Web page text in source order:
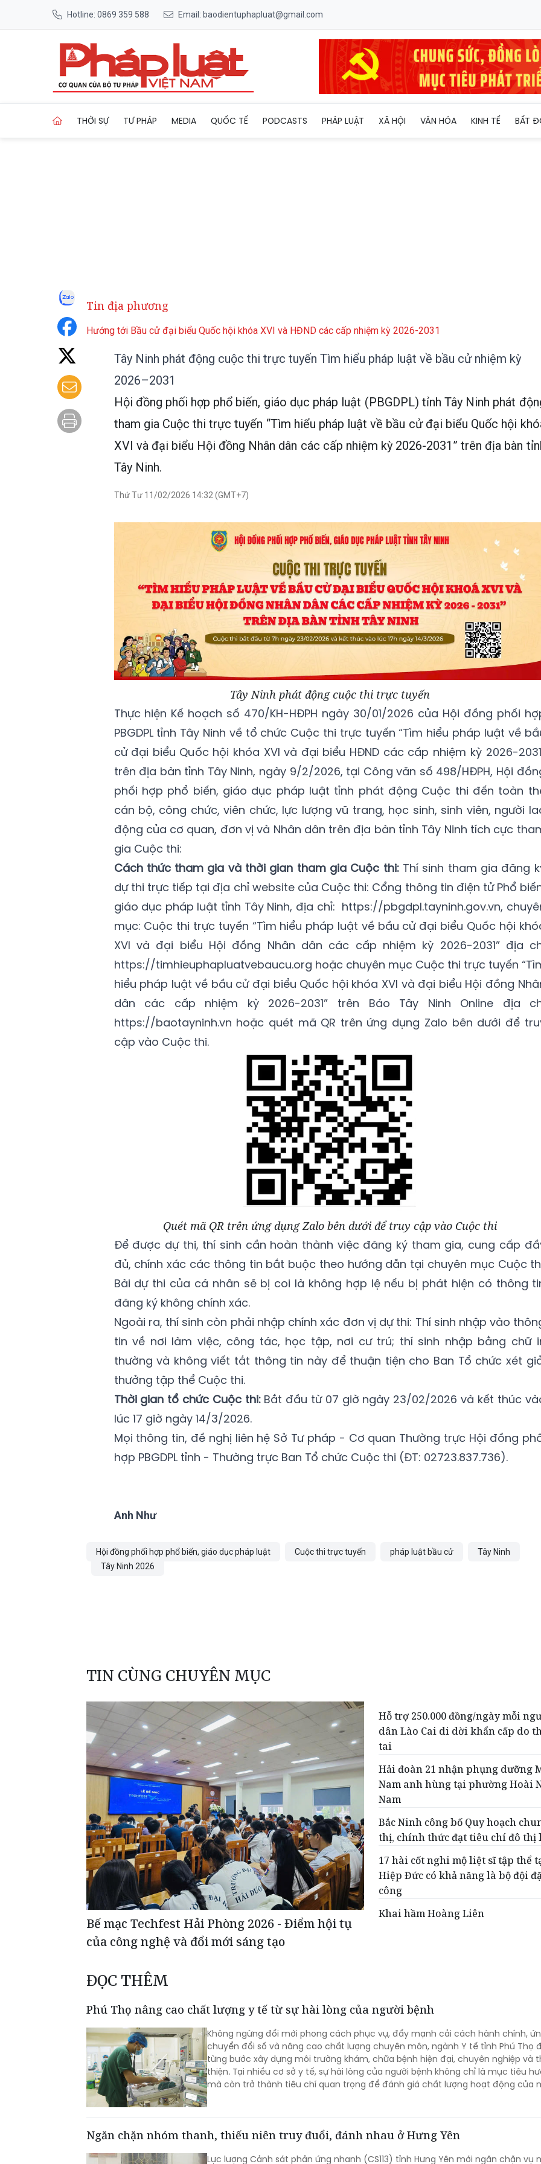
Hotline: 0869 359 588 Email: baodientuphapluat@gmail.com
THỜI SỰ TƯ PHÁP MEDIA QUỐC TẾ PODCASTS PHÁP LUẬT XÃ HỘI VĂN HÓA KINH TẾ BẤT
Tin địa phương
Hướng tới Bầu cử đại biểu Quốc hội khóa XVI và HĐND các cấp nhiệm kỳ 2026-2031
Tây Ninh phát động cuộc thi trực tuyến Tìm hiểu pháp luật về bầu cử nhiệm kỳ
2026–2031
Hội đồng phối hợp phổ biến, giáo dục pháp luật (PBGDPL) tỉnh Tây Ninh phát
tham gia Cuộc thi trực tuyến “Tìm hiểu pháp luật về bầu cử đại biểu Quốc hội
XVI và đại biểu Hội đồng Nhân dân các cấp nhiệm kỳ 2026-2031” trên địa bàn
Tây Ninh.
Thứ Tư 11/02/2026 14:32 (GMT+7)
Tây Ninh phát động cuộc thi trực tuyến
Thực hiện Kế hoạch số 470/KH-HĐPH ngày 30/01/2026 của Hội đồng phối
PBGDPL tỉnh Tây Ninh về tổ chức Cuộc thi trực tuyến “Tìm hiểu pháp luật về
cử đại biểu Quốc hội khóa XVI và đại biểu HĐND các cấp nhiệm kỳ 2026-
trên địa bàn tỉnh Tây Ninh, ngày 9/2/2026, tại Công văn số 498/HĐPH, Hội
phối hợp phổ biến, giáo dục pháp luật tỉnh phát động Cuộc thi đến toàn
cán bộ, công chức, viên chức, lực lượng vũ trang, học sinh, sinh viên, người
động của cơ quan, đơn vị và Nhân dân trên địa bàn tỉnh Tây Ninh tích cực
gia Cuộc thi:
Cách thức tham gia và thời gian tham gia Cuộc thi: Thí sinh tham gia đăng
dự thi trực tiếp tại địa chỉ website của Cuộc thi: Cổng thông tin điện tử Phổ
giáo dục pháp luật tỉnh Tây Ninh, địa chỉ: https://pbgdpl.tayninh.gov.vn,
mục: Cuộc thi trực tuyến “Tìm hiểu pháp luật về bầu cử đại biểu Quốc hội
XVI và đại biểu Hội đồng Nhân dân các cấp nhiệm kỳ 2026-2031” địa
https://timhieuphapluatvebaucu.org hoặc chuyên mục Cuộc thi trực tuyến
hiểu pháp luật về bầu cử đại biểu Quốc hội khóa XVI và đại biểu Hội đồng
dân các cấp nhiệm kỳ 2026-2031” trên Báo Tây Ninh Online địa
https://baotayninh.vn hoặc quét mã QR trên ứng dụng Zalo bên dưới để
cập vào Cuộc thi.
Quét mã QR trên ứng dụng Zalo bên dưới để truy cập vào Cuộc thi
Để được dự thi, thí sinh cần hoàn thành việc đăng ký tham gia, cung cấp
đủ, chính xác các thông tin bắt buộc theo hướng dẫn tại chuyên mục Cuộc
Bài dự thi của cá nhân sẽ bị coi là không hợp lệ nếu bị phát hiện có thông
đăng ký không chính xác.
Ngoài ra, thí sinh còn phải nhập chính xác đơn vị dự thi: Thí sinh nhập vào
tin về nơi làm việc, công tác, học tập, nơi cư trú; thí sinh nhập bằng chữ
thường và không viết tắt thông tin này để thuận tiện cho Ban Tổ chức xét
thưởng tập thể Cuộc thi.
Thời gian tổ chức Cuộc thi: Bắt đầu từ 07 giờ ngày 23/02/2026 và kết thúc
lúc 17 giờ ngày 14/3/2026.
Mọi thông tin, đề nghị liên hệ Sở Tư pháp - Cơ quan Thường trực Hội đồng
hợp PBGDPL tỉnh - Thường trực Ban Tổ chức Cuộc thi (ĐT: 02723.837.736).
Anh Như
Hội đồng phối hợp phổ biến, giáo dục pháp luật Cuộc thi trực tuyến pháp luật bầu cử
Tây Ninh
Tây Ninh 2026
TIN CÙNG CHUYÊN MỤC
Bế mạc Techfest Hải Phòng 2026 - Điểm hội tụ
của công nghệ và đổi mới sáng tạo
Hỗ trợ 250.000 đồng/ngày mỗi
dân Lào Cai di dời khẩn cấp do
tai
Hải đoàn 21 nhận phụng dưỡng
Nam anh hùng tại phường Hoài
Nam
Bắc Ninh công bố Quy hoạch
thị, chính thức đạt tiêu chí đô thị
17 hài cốt nghi mộ liệt sĩ tập thể
Hiệp Đức có khả năng là bộ đội
công
Khai hầm Hoàng Liên
ĐỌC THÊM
Phú Thọ nâng cao chất lượng y tế từ sự hài lòng của người bệnh
Không ngừng đổi mới phong cách phục vụ, đẩy mạnh cải cách hành chính,
chuyển đổi số và nâng cao chất lượng chuyên môn, ngành Y tế tỉnh Phú Thọ
từng bước xây dựng môi trường khám, chữa bệnh hiện đại, chuyên nghiệp và
thiện. Tại nhiều cơ sở y tế, sự hài lòng của người bệnh không chỉ là mục tiêu
mà còn trở thành tiêu chí quan trọng để đánh giá chất lượng hoạt động của
Ngăn chặn nhóm thanh, thiếu niên truy đuổi, đánh nhau ở Hưng Yên
Lực lượng Cảnh sát phản ứng nhanh (CS113) tỉnh Hưng Yên mới ngăn chặn vụ